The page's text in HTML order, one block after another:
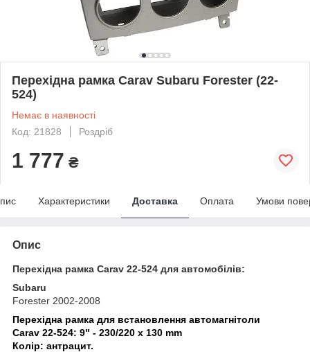
Перехідна рамка Carav Subaru Forester (22-
524)
Немає в наявності
Код: 21828
Роздріб
1 777 ₴
Характеристики Доставка Оплата Умови
Опис
Перехідна рамка Carav 22-524 для автомобілів:
Subaru
Forester 2002-2008
Перехідна рамка для встановлення автомагнітоли
Carav 22-524: 9" - 230/220 x 130 mm
Колір: антрацит.